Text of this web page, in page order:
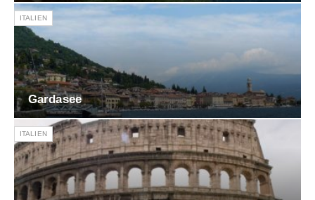
ITALIEN
Gardasee
ITALIEN